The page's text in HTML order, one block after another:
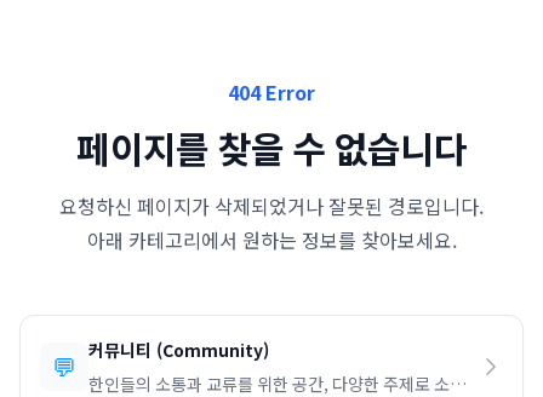
404 Error
페이지를 찾을 수 없습니다
요청하신 페이지가 삭제되었거나 잘못된 경로입니다.
아래 카테고리에서 원하는 정보를 찾아보세요.
💬 커뮤니티 (Community)
한인들의 소통과 교류를 위한 공간, 다양한 주제로 소통